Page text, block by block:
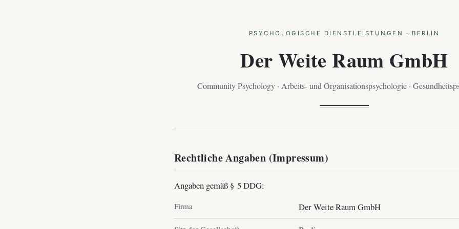
PSYCHOLOGISCHE DIENSTLEISTUNGEN · BERLIN
Der Weite Raum GmbH
Community Psychology · Arbeits- und Organisationspsychologie ·
Rechtliche Angaben (Impressum)
Angaben gemäß § 5 DDG:
Firma Der Weite Raum GmbH